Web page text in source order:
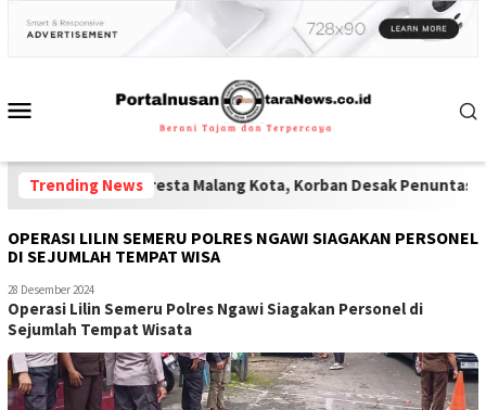
Trending News
Polresta Malang Kota, Korban Desak Penuntasan Kode
OPERASI LILIN SEMERU POLRES NGAWI SIAGAKAN PERSONEL
DI SEJUMLAH TEMPAT WISA
28 Desember 2024
Operasi Lilin Semeru Polres Ngawi Siagakan Personel di
Sejumlah Tempat Wisata